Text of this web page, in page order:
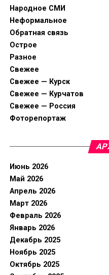
Народное СМИ
Неформальное
Обратная связь
Острое
Разное
Свежее
Свежее — Курск
Свежее — Курчатов
Свежее — Россия
Фоторепортаж
Июнь 2026
Май 2026
Апрель 2026
Март 2026
Февраль 2026
Январь 2026
Декабрь 2025
Ноябрь 2025
Октябрь 2025